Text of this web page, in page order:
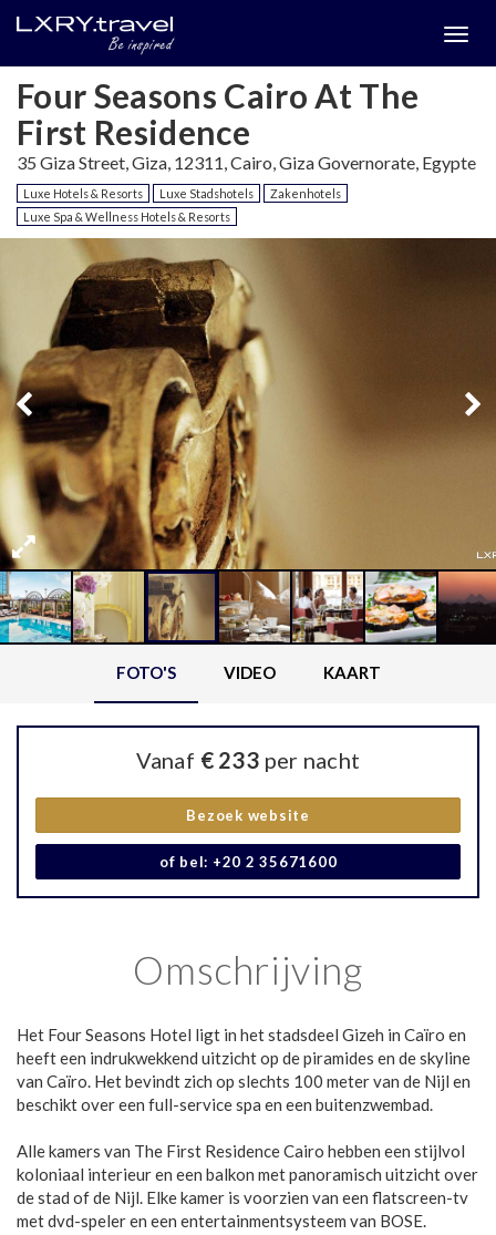
Four Seasons Cairo At The
First Residence
35 Giza Street, Giza, 12311, Cairo, Giza Governorate, Egypte
Luxe Hotels & Resorts Luxe Stadshotels
Zakenhotels
Luxe Spa & Wellness Hotels & Resorts
FOTO'S VIDEO KAART
Vanaf € 233 per nacht
Bezoek website
of bel: +20 2 35671600
Omschrijving
Het Four Seasons Hotel ligt in het stadsdeel Gizeh in Caïro en
heeft een indrukwekkend uitzicht op de piramides en de skyline
van Caïro. Het bevindt zich op slechts 100 meter van de Nijl en
beschikt over een full-service spa en een buitenzwembad.
Alle kamers van The First Residence Cairo hebben een stijlvol
koloniaal interieur en een balkon met panoramisch uitzicht over
de stad of de Nijl. Elke kamer is voorzien van een flatscreen-tv
met dvd-speler en een entertainmentsysteem van BOSE.